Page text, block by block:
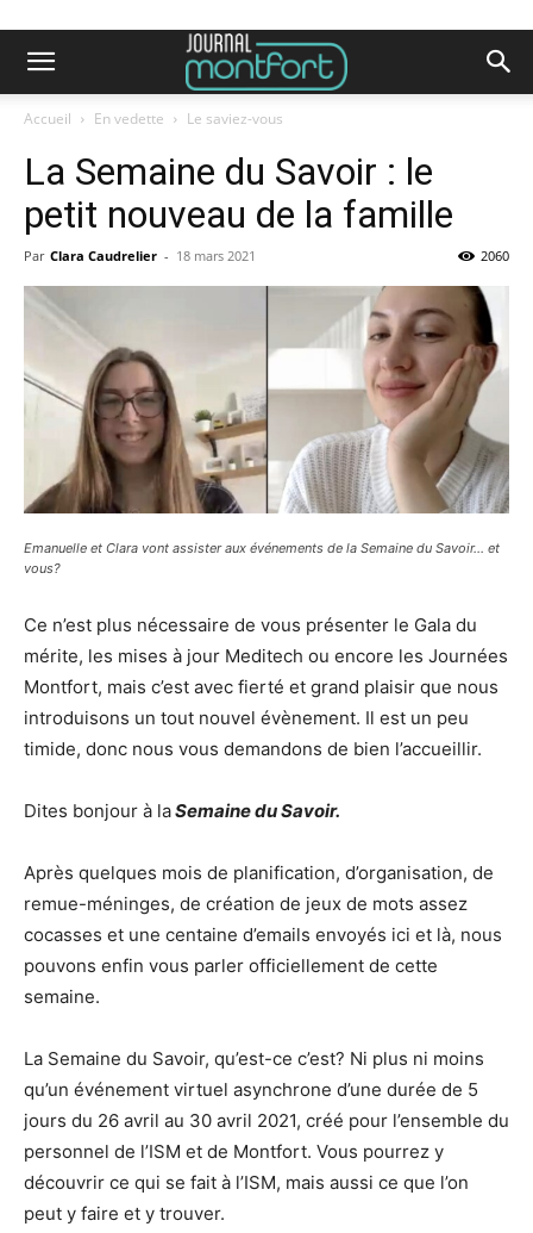
Accueil En vedette Le saviez-vous
La Semaine du Savoir : le
petit nouveau de la famille
Par Clara Caudrelier - 18 mars 2021 2060
Emanuelle et Clara vont assister aux événements de la Semaine du Savoir... et
vous?
Ce n’est plus nécessaire de vous présenter le Gala du
mérite, les mises à jour Meditech ou encore les Journées
Montfort, mais c’est avec fierté et grand plaisir que nous
introduisons un tout nouvel évènement. Il est un peu
timide, donc nous vous demandons de bien l’accueillir.
Dites bonjour à laSemaine du Savoir.
Après quelques mois de planification, d’organisation, de
remue-méninges, de création de jeux de mots assez
cocasses et une centaine d’emails envoyés ici et là, nous
pouvons enfin vous parler officiellement de cette
semaine.
La Semaine du Savoir, qu’est-ce c’est? Ni plus ni moins
qu’un événement virtuel asynchrone d’une durée de 5
jours du 26 avril au 30 avril 2021, créé pour l’ensemble du
personnel de l’ISM et de Montfort. Vous pourrez y
découvrir ce qui se fait à l’ISM, mais aussi ce que l’on
peut y faire et y trouver.